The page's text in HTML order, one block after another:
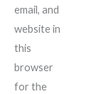
email, and
website in
this
browser
for the